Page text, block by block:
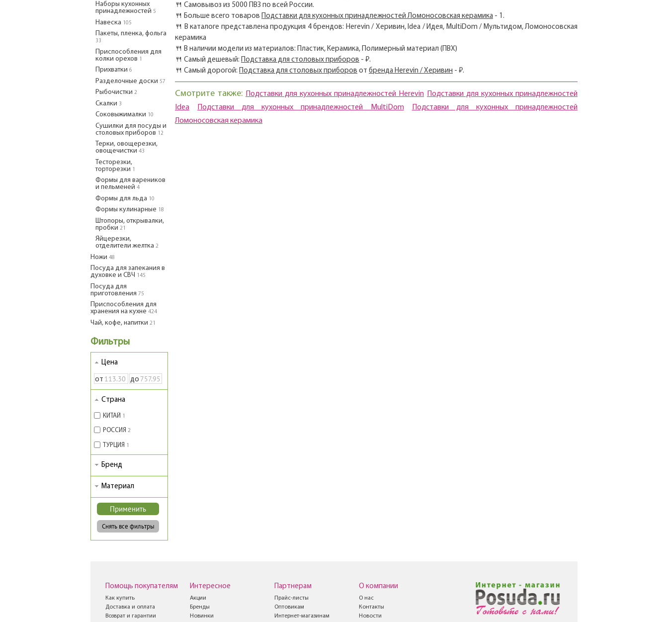
Наборы кухонных
принадлежностей 5
Навеска 105
Пакеты, пленка, фольга
33
Приспособления для
колки орехов 1
Прихватки 6
Разделочные доски 57
Рыбочистки 2
Скалки 3
Соковыжималки 10
Сушилки для посуды и
столовых приборов 12
Терки, овощерезки,
овощечистки 43
Тесторезки,
торторезки 1
Формы для вареников
и пельменей 4
Формы для льда 10
Формы кулинарные 18
Штопоры, открывалки,
пробки 21
Яйцерезки,
отделители желтка 2
Ножи 48
Посуда для запекания в
духовке и СВЧ 145
Посуда для
приготовления 75
Приспособления для
хранения на кухне 424
Чай, кофе, напитки 21
Фильтры
Цена
от до
Страна
КИТАЙ 1
РОССИЯ 2
ТУРЦИЯ 1
Бренд
Материал
🍴 Самовывоз из 5000 ПВЗ по всей России.
🍴 Больше всего товаров Подставки для кухонных принадлежностей Ломоносовская керамика - 1.
🍴 В каталоге представлена продукция 4 брендов: Herevin / Херивин, Idea / Идея, MultiDom / Мультидом, Ломоносовская
керамика
🍴 В наличии модели из материалов: Пластик, Керамика, Полимерный материал (ПВХ)
🍴 Самый дешевый: Подставка для столовых приборов - ₽.
🍴 Самый дорогой: Подставка для столовых приборов от бренда Herevin / Херивин - ₽.
Смотрите также: Подставки для кухонных принадлежностей Herevin
Подставки для кухонных принадлежностей
Idea
Подставки для кухонных принадлежностей MultiDom
Подставки для кухонных принадлежностей
Ломоносовская керамика
Помощь покупателям
Как купить
Доставка и оплата
Возврат и гарантии
Интересное
Акции
Бренды
Новинки
Партнерам
Прайс-листы
Оптовикам
Интернет-магазинам
О компании
О нас
Контакты
Новости